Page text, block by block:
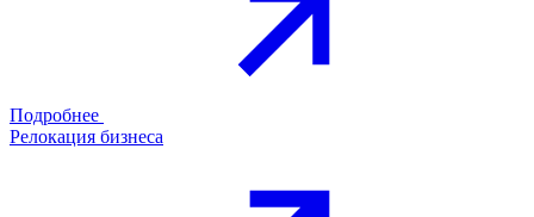
Подробнее
Релокация бизнеса